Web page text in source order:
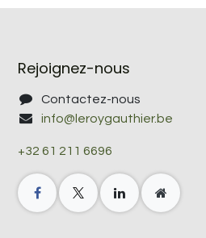
Rejoignez-nous
Contactez-nous
info@leroygauthier.be
+32 61 211 6696